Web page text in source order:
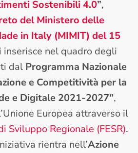
Sostenibili 4.0”,
del Ministero delle
in Italy (MIMIT) del 15
inserisce nel quadro degli
dal Programma Nazionale
e Competitività per la
e Digitale 2021-2027”,
Europea attraverso il
Sviluppo Regionale (FESR).
rientra nell’Azione